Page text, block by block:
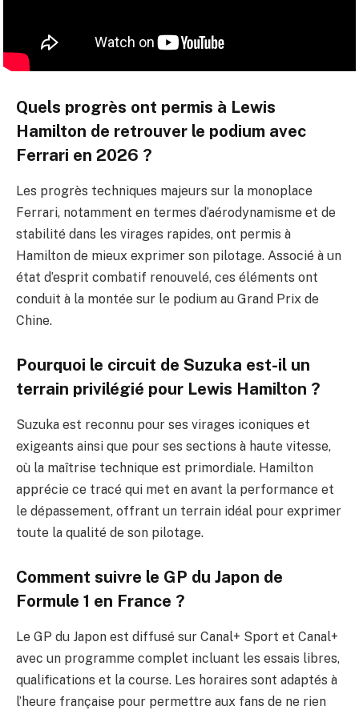
Quels progrès ont permis à Lewis
Hamilton de retrouver le podium avec
Ferrari en 2026 ?
Les progrès techniques majeurs sur la monoplace
Ferrari, notamment en termes d’aérodynamisme et de
stabilité dans les virages rapides, ont permis à
Hamilton de mieux exprimer son pilotage. Associé à un
état d’esprit combatif renouvelé, ces éléments ont
conduit à la montée sur le podium au Grand Prix de
Chine.
Pourquoi le circuit de Suzuka est-il un
terrain privilégié pour Lewis Hamilton ?
Suzuka est reconnu pour ses virages iconiques et
exigeants ainsi que pour ses sections à haute vitesse,
où la maîtrise technique est primordiale. Hamilton
apprécie ce tracé qui met en avant la performance et
le dépassement, offrant un terrain idéal pour exprimer
toute la qualité de son pilotage.
Comment suivre le GP du Japon de
Formule 1 en France ?
Le GP du Japon est diffusé sur Canal+ Sport et Canal+
avec un programme complet incluant les essais libres,
qualifications et la course. Les horaires sont adaptés à
l’heure française pour permettre aux fans de ne rien